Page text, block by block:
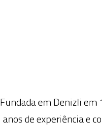
Fundada em Denizli em
anos de experiência e